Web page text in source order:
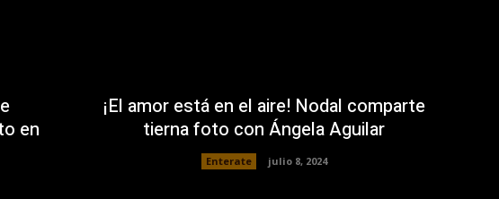
en
¡El amor está en el aire! Nodal comparte
tierna foto con Ángela Aguilar
Enterate julio 8, 2024